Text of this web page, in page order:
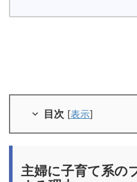
目次 [表示]
主婦に子育て系の